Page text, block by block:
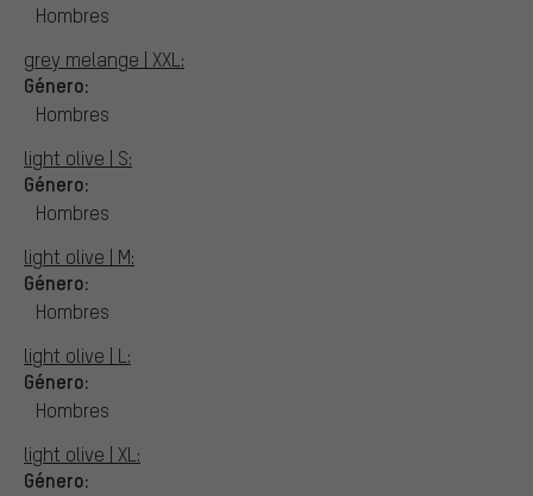
Hombres
grey melange | XXL:
Género:
Hombres
light olive | S:
Género:
Hombres
light olive | M:
Género:
Hombres
light olive | L:
Género:
Hombres
light olive | XL:
Género: